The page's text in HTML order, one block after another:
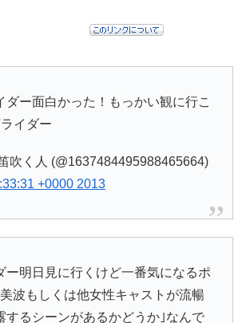
ダー面白かった！もっかい観に行こ
イダー
吹く人 (@1637484495988465664)
+0000 2013
ー明日見に行くけど一番気になるポ
波もしくは他女性キャストが流暢
するシーンがあるかどうか｣なんで